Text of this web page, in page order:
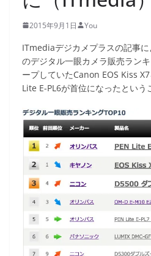
2015年9月1日 You
ITmediaデジカメプラスの記事
のデジタル一眼カメラ販売ラン
ープしていたCanon EOS Kiss
Lite E-PL6が首位になったという